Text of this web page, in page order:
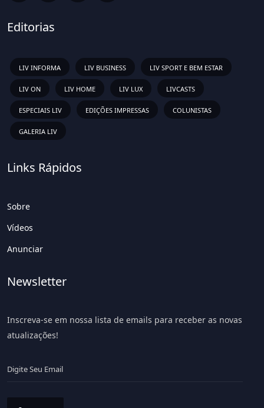
Editorias
LIV INFORMA LIV BUSINESS LIV SPORT E BEM ESTAR
LIV ON LIV HOME LIV LUX LIVCASTS
ESPECIAIS LIV EDIÇÕES IMPRESSAS COLUNISTAS
GALERIA LIV
Links Rápidos
Sobre
Vídeos
Anunciar
Newsletter
Inscreva-se em nossa lista de emails para receber as novas
atualizações!